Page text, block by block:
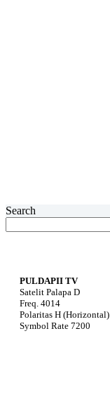
Search
PULDAPII TV
Satelit Palapa D
Freq. 4014
Polaritas H (Horizontal)
Symbol Rate 7200